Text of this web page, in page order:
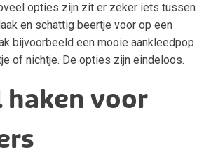
opties zijn zit er zeker iets tussen
en schattig beertje voor op een
bijvoorbeeld een mooie aankleedpop
of nichtje. De opties zijn eindeloos.
haken voor